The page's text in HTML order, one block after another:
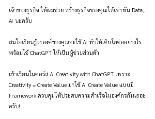
เจ้าของธุรกิจ ให้ผมช่วย สร้างธุรกิจของคุณให้เท่าทัน Data,
AI นะครับ
สนใจเรียนรู้ว่าองค์ของคุณจะใช้ AI ทำให้เติบโตต่ออย่างไร
พร้อมใช้ ChatGPT ให้เป็นผู้ช่วยส่วนตัว
เข้าเรียนในคอร์ส AI Creativity with ChatGPT เพราะ
Creativity = Create Value มาใช้ AI Create Value แบบมี
Framework ควบคุมให้ประสบความสำเร็จในองค์กรกันเถอะ
ครับ!